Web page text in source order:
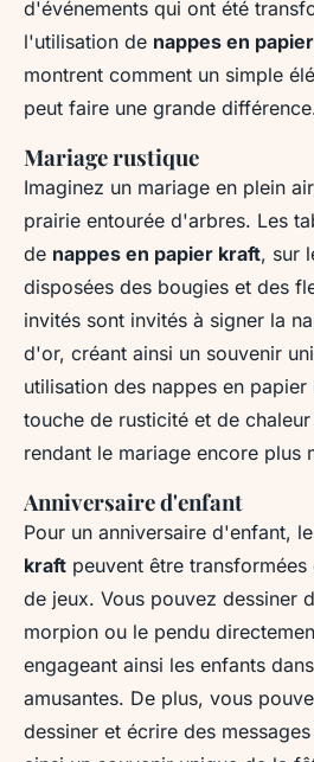
d'événements qui ont été
l'utilisation de nappes en
montrent comment un simple
peut faire une grande
Mariage rustique
Imaginez un mariage en plein
prairie entourée d'arbres. Les
de nappes en papier kraft, sur
disposées des bougies et des
invités sont invités à signer la
d'or, créant ainsi un souvenir
utilisation des nappes en
touche de rusticité et de
rendant le mariage encore plus
Anniversaire d'enfant
Pour un anniversaire d'enfant,
kraft peuvent être
de jeux. Vous pouvez dessiner
morpion ou le pendu
engageant ainsi les enfants
amusantes. De plus, vous
dessiner et écrire des